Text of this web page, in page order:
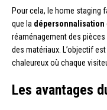
Pour cela, le home staging
que la dépersonnalisation
réaménagement des
des matériaux. L’objectif
chaleureux où chaque
Les avantages